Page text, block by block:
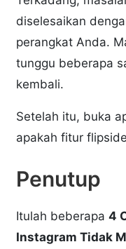
diselesaikan
perangkat Anda.
tunggu beberapa
kembali.
Setelah itu, buka
apakah fitur
Penutup
Itulah beberapa4
Instagram Tidak